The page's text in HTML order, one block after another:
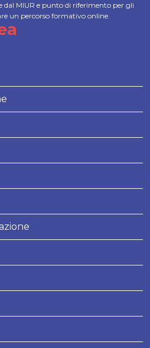
dal MIUR e punto di riferimento per gli
un percorso formativo online.